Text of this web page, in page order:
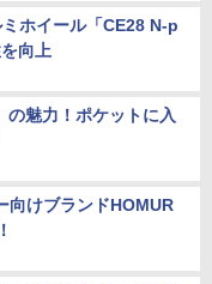
ホイール「CE28 N-p
向上
の魅力！ポケットに入
向けブランドHOMUR